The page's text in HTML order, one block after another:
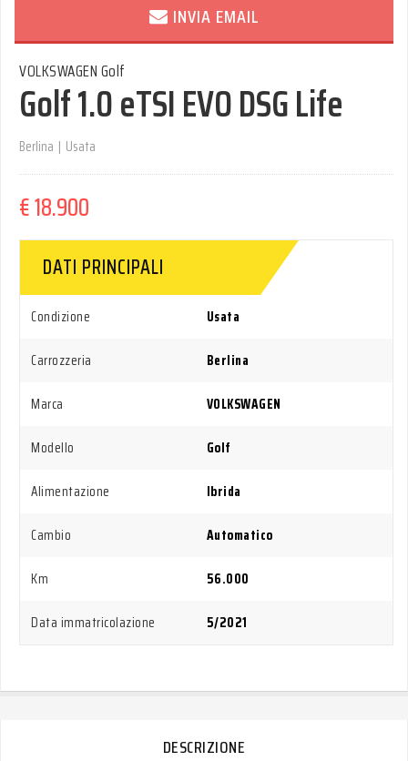
INVIA EMAIL
VOLKSWAGEN Golf
Golf 1.0 eTSI EVO DSG Life
Berlina | Usata
€ 18.900
DATI PRINCIPALI
Condizione
Usata
Carrozzeria
Berlina
Marca
VOLKSWAGEN
Modello
Golf
Alimentazione
Ibrida
Cambio
Automatico
Km
56.000
Data immatricolazione
5/2021
DESCRIZIONE